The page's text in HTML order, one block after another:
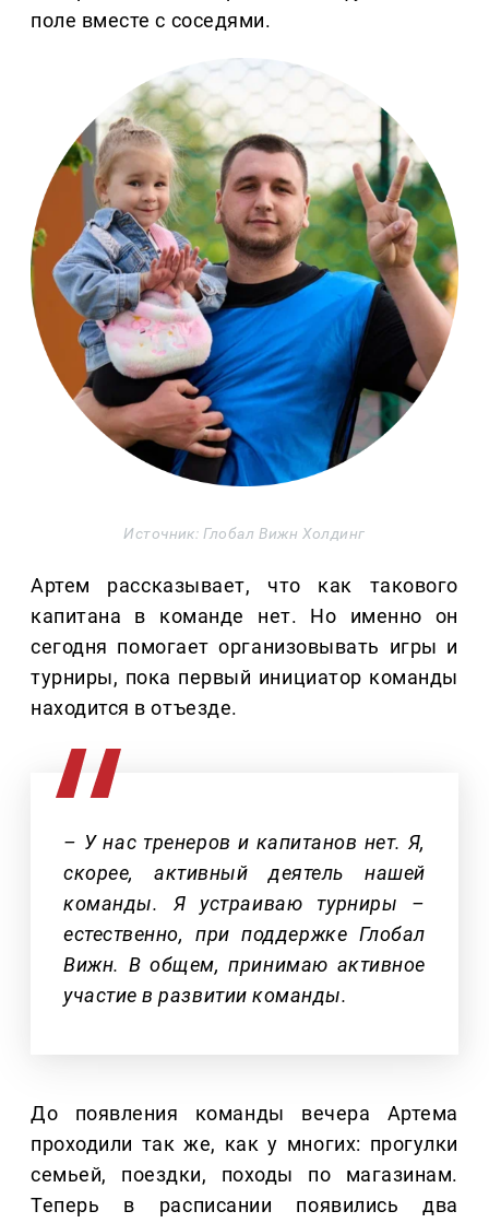
поле вместе с соседями.
Источник: Глобал Вижн Холдинг
Артем рассказывает, что как такового
капитана в команде нет. Но именно он
сегодня помогает организовывать игры и
турниры, пока первый инициатор команды
находится в отъезде.
– У нас тренеров и капитанов нет. Я,
скорее, активный деятель нашей
команды. Я устраиваю турниры –
естественно, при поддержке Глобал
Вижн. В общем, принимаю активное
участие в развитии команды.
До появления команды вечера Артема
проходили так же, как у многих: прогулки
семьей, поездки, походы по магазинам.
Теперь в расписании появились два